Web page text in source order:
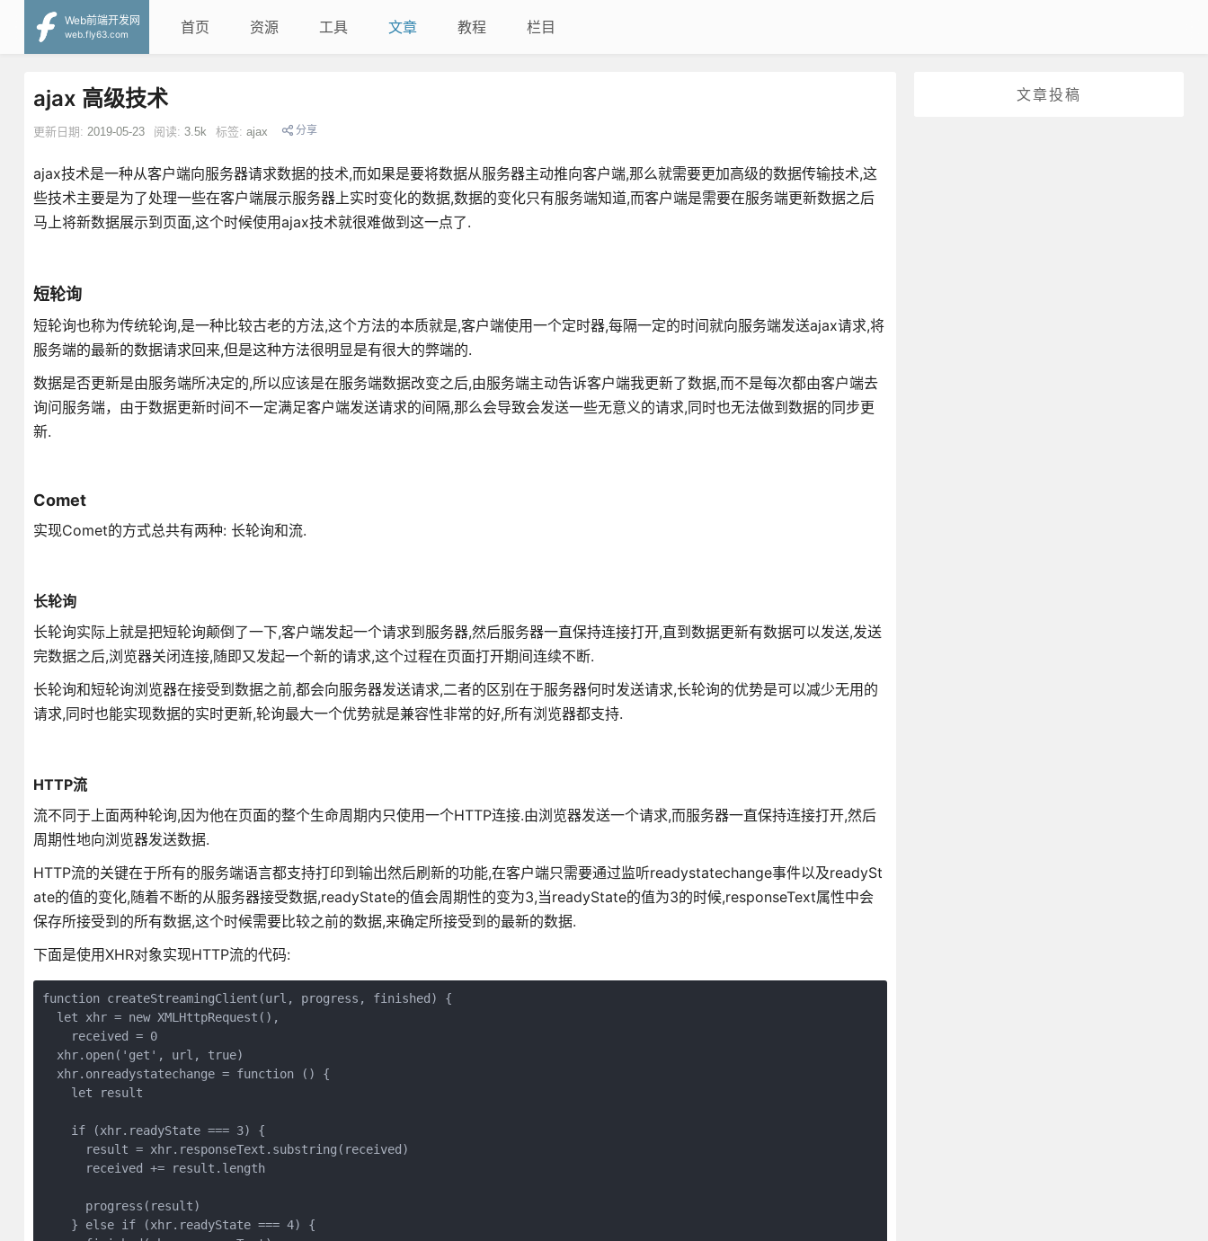
Web前端开发网
web.fly63.com
首页 资源 工具 文章 教程 栏目
文章投稿
ajax 高级技术
更新日期: 2019-05-23 阅读: 3.5k 标签: ajax 分享
ajax技术是一种从客户端向服务器请求数据的技术,而如果是要将数据从服务器主动推向客户端,那么就需要更加高级的数据传输技术,这
些技术主要是为了处理一些在客户端展示服务器上实时变化的数据,数据的变化只有服务端知道,而客户端是需要在服务端更新数据之后
马上将新数据展示到页面,这个时候使用ajax技术就很难做到这一点了.
短轮询
短轮询也称为传统轮询,是一种比较古老的方法,这个方法的本质就是,客户端使用一个定时器,每隔一定的时间就向服务端发送ajax请求,将
服务端的最新的数据请求回来,但是这种方法很明显是有很大的弊端的.
数据是否更新是由服务端所决定的,所以应该是在服务端数据改变之后,由服务端主动告诉客户端我更新了数据,而不是每次都由客户端去
询问服务端，由于数据更新时间不一定满足客户端发送请求的间隔,那么会导致会发送一些无意义的请求,同时也无法做到数据的同步更
新.
Comet
实现Comet的方式总共有两种: 长轮询和流.
长轮询
长轮询实际上就是把短轮询颠倒了一下,客户端发起一个请求到服务器,然后服务器一直保持连接打开,直到数据更新有数据可以发送,发送
完数据之后,浏览器关闭连接,随即又发起一个新的请求,这个过程在页面打开期间连续不断.
长轮询和短轮询浏览器在接受到数据之前,都会向服务器发送请求,二者的区别在于服务器何时发送请求,长轮询的优势是可以减少无用的
请求,同时也能实现数据的实时更新,轮询最大一个优势就是兼容性非常的好,所有浏览器都支持.
HTTP流
流不同于上面两种轮询,因为他在页面的整个生命周期内只使用一个HTTP连接.由浏览器发送一个请求,而服务器一直保持连接打开,然后
周期性地向浏览器发送数据.
HTTP流的关键在于所有的服务端语言都支持打印到输出然后刷新的功能,在客户端只需要通过监听readystatechange事件以及readySt
ate的值的变化,随着不断的从服务器接受数据,readyState的值会周期性的变为3,当readyState的值为3的时候,responseText属性中会
保存所接受到的所有数据,这个时候需要比较之前的数据,来确定所接受到的最新的数据.
下面是使用XHR对象实现HTTP流的代码:
function createStreamingClient(url, progress, finished) {
  let xhr = new XMLHttpRequest(),
    received = 0
  xhr.open('get', url, true)
  xhr.onreadystatechange = function () {
    let result
    if (xhr.readyState === 3) {
      result = xhr.responseText.substring(received)
      received += result.length
      progress(result)
    } else if (xhr.readyState === 4) {